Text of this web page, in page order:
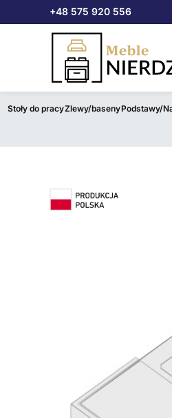
+48 575 920 556
Stoły do pracyZlewy/basenyPodstawy/